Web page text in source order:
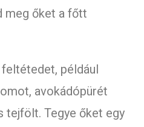
meg őket a főtt
például
avokádópürét
tejfölt. Tegye őket egy